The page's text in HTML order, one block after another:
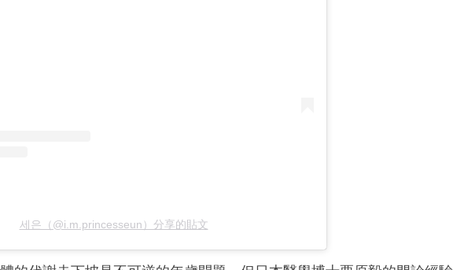
세은（@i.m.princesseun）分享的貼文